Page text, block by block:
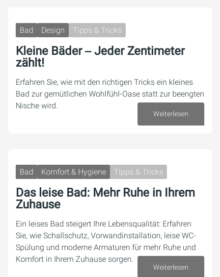
Bad Design Tipps & Tricks
Kleine Bäder ‒ Jeder Zentimeter
zählt!
Erfahren Sie, wie mit den richtigen Tricks ein kleines
Bad zur gemütlichen Wohlfühl-Oase statt zur beengten
Nische wird.
Weiterlesen
Bad Komfort & Hygiene Tipps & Tricks
Das leise Bad: Mehr Ruhe in Ihrem
Zuhause
Ein leises Bad steigert Ihre Lebensqualität: Erfahren
Sie, wie Schallschutz, Vorwandinstallation, leise WC-
Spülung und moderne Armaturen für mehr Ruhe und
Komfort in Ihrem Zuhause sorgen.
Weiterlesen